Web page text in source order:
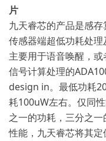
片
九天睿芯的产品是感
传感器端超低功耗处
主要用于语音唤醒，
信号计算处理的
design in。最低功耗
耗100uW左右。仅同
之一的功耗，三分之
性能，九天睿芯将其